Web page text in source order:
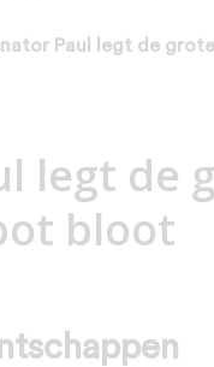
Paul legt de
legt de
bloot